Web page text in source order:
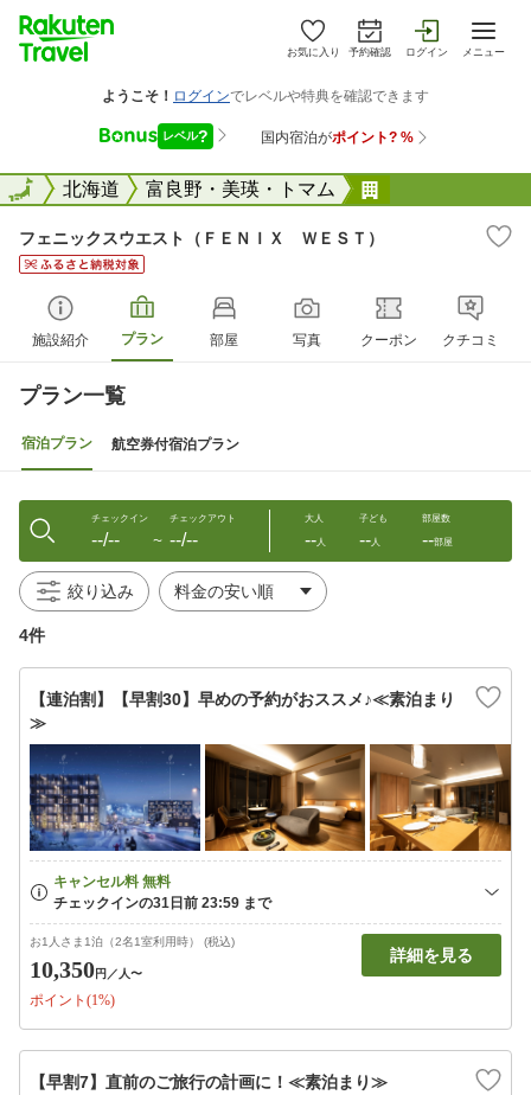
お気に入り 予約確認 ログイン メニュー
全国北海道 富良野・美瑛・トマム
全国
フェニックスウエスト（ＦＥＮＩＸ ＷＥＳＴ）
施設紹介 プラン 部屋 写真 クーポン クチコミ
プラン一覧
宿泊プラン 航空券付宿泊プラン
チェックイン
--/-- 〜
チェックアウト
--/--
大人
--人
子ども
--人
部屋数
--部屋
絞り込み
4件
【連泊割】【早割30】早めの予約がおススメ♪≪素泊まり
≫
お1人さま1泊（2名1室利用時） (税込)
10,350円 ／人〜
ポイント(1%)
詳細を見る
【早割7】直前のご旅行の計画に！≪素泊まり≫